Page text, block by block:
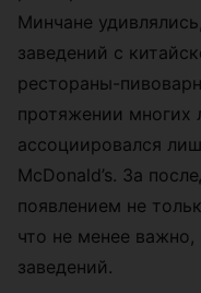
Минчане
заведений с
рестораны-
протяжении многих
ассоциировался
McDonald’s. За
появлением не
что не менее
заведений.